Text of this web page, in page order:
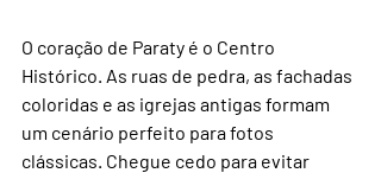
O coração de Paraty é o Centro
Histórico. As ruas de pedra, as fachadas
coloridas e as igrejas antigas formam
um cenário perfeito para fotos
clássicas. Chegue cedo para evitar